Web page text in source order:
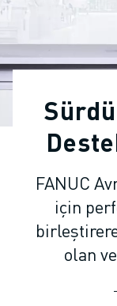
ENDÜSTRIYEL
ROBOT
ROBOT AKSESUARLARI
ROBOT YAZILIMI
SIMÜLASYON YAZILIMI
EĞITIM AMAÇLI
ROBOT OTOMASYONU
ARK KAYNAK
EKLEMLI ROBOTLAR
ARC MATE SERISI
M-900 SERISI
FANUC
için
olan